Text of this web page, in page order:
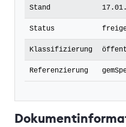
Stand
Status
Klassifizierung
Referenzierung